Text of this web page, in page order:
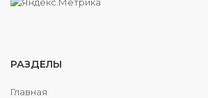
РАЗДЕЛЫ
Главная